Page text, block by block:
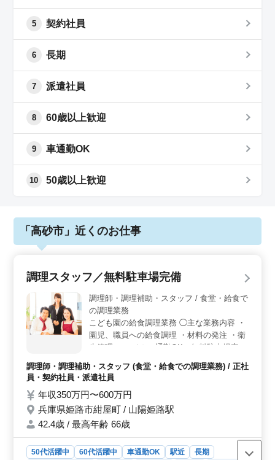
5 契約社員
6 長期
7 派遣社員
8 60歳以上歓迎
9 車通勤OK
10 50歳以上歓迎
「高砂市」近くのお仕事
調理スタッフ／無料駐車場完備
調理師・調理補助・スタッフ / 食堂・給食で
の調理業務
こども園の給食調理業務 ◯主な業務内容 ・
園児、職員への給食調理 ・材料の発注 ・衛
生管理 ＊マイカー通勤OK（無料駐車場完
れから共に働いてみませんか？ 即戦力とし
て実力を活かせるお仕事です！
調理師・調理補助・スタッフ (食堂・給食での調理業務) / 正社
員・契約社員・派遣社員
年収350万円〜600万円
兵庫県姫路市紺屋町 / 山陽姫路駅
42.4歳 / 最高年齢 66歳
50代活躍中 60代活躍中 車通勤OK 駅近
長期